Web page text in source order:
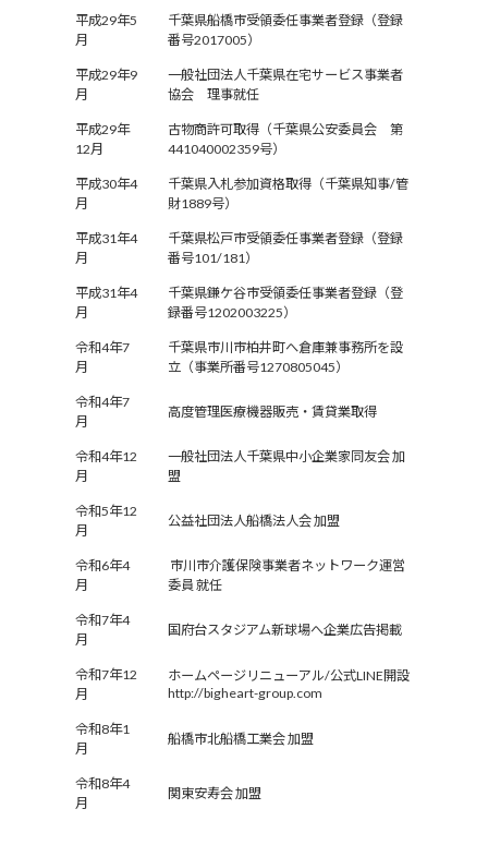
平成29年5
月
千葉県船橋市受領委任事業者登録（登録
番号2017005）
平成29年9
月
一般社団法人千葉県在宅サービス事業者
協会 理事就任
平成29年
12月
古物商許可取得（千葉県公安委員会 第
441040002359号）
平成30年4
月
千葉県入札参加資格取得（千葉県知事/管
財1889号）
平成31年4
月
千葉県松戸市受領委任事業者登録（登録
番号101/181）
平成31年4
月
千葉県鎌ケ谷市受領委任事業者登録（登
録番号1202003225）
令和4年7
月
千葉県市川市柏井町へ倉庫兼事務所を設
立（事業所番号1270805045）
令和4年7
月
高度管理医療機器販売・賃貸業取得
令和4年12
月
一般社団法人千葉県中小企業家同友会 加
盟
令和5年12
月
公益社団法人船橋法人会 加盟
令和6年4
月
市川市介護保険事業者ネットワーク運営
委員 就任
令和7年4
月
国府台スタジアム新球場へ企業広告掲載
令和7年12
月
ホームページリニューアル/公式LINE開設
http://bigheart-group.com
令和8年1
月
船橋市北船橋工業会 加盟
令和8年4
月
関東安寿会 加盟